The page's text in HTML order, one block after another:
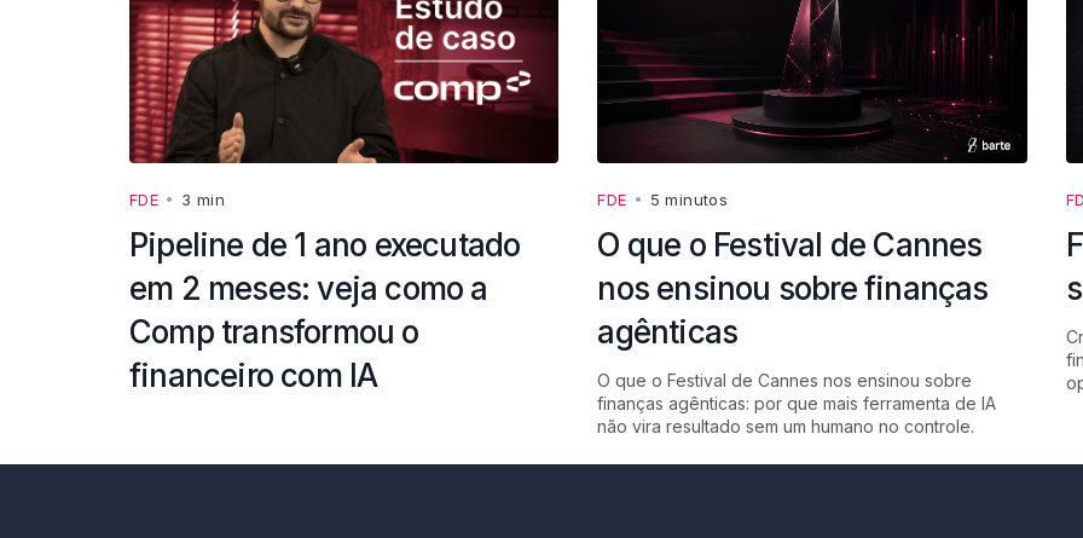
FDE • 3 min
Pipeline de 1 ano executado
em 2 meses: veja como a
Comp transformou o
financeiro com IA
FDE • 5 minutos
O que o Festival de Cannes
nos ensinou sobre finanças
agênticas
O que o Festival de Cannes nos ensinou sobre
finanças agênticas: por que mais ferramenta de IA
não vira resultado sem um humano no controle.